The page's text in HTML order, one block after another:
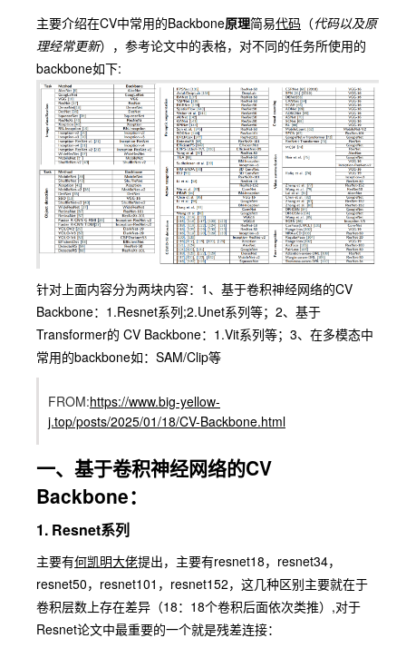
主要介绍在CV中常用的Backbone原理简易代码 （代码以及原
理经常更新），参考论文中的表格，对不同的任务所使用的
backbone如下:
针对上面内容分为两块内容：1、基于卷积神经网络的CV
Backbone：1.Resnet系列;2.Unet系列等；2、基于
Transformer的 CV Backbone：1.Vit系列等；3、在多模态中
常用的backbone如：SAM/Clip等
FROM:https://www.big-yellow-
j.top/posts/2025/01/18/CV-Backbone.html
一、基于卷积神经网络的CV
Backbone：
1. Resnet系列
主要有何凯明大佬提出，主要有resnet18， resnet34，
resnet50， resnet101 ， resnet152，这几种区别主要就在于
卷积层数上存在差异（18：18个卷积后面依次类推）,对于
Resnet论文中最重要的一个就是残差连接：